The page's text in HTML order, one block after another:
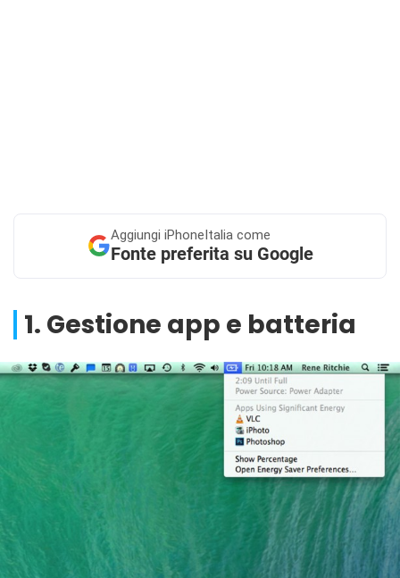
Aggiungi iPhoneItalia come
Fonte preferita su Google
1. Gestione app e batteria